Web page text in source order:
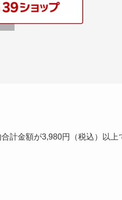
計金額が3,980円（税込）以上